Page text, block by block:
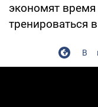
экономят
тренироваться